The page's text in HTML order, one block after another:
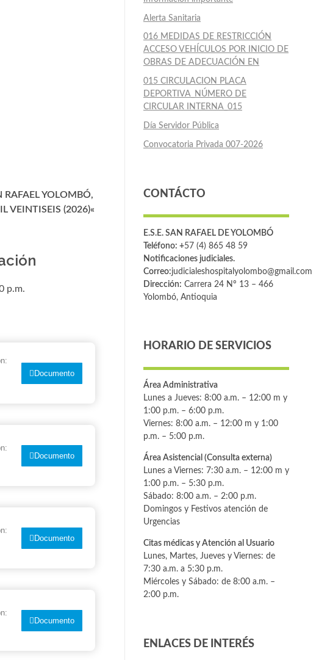
RAFAEL YOLOMBÓ,
VEINTISEIS (2026)«
p.m.
Documento
Documento
Documento
Documento
Alerta Sanitaria
016 MEDIDAS DE RESTRICCIÓN
ACCESO VEHÍCULOS POR INICIO DE
OBRAS DE ADECUACIÓN EN
015 CIRCULACION PLACA
DEPORTIVA_NÚMERO DE
CIRCULAR INTERNA_015
Día Servidor Pública
Convocatoria Privada 007-2026
CONTÁCTO
E.S.E. SAN RAFAEL DE YOLOMBÓ
Teléfono: +57 (4) 865 48 59
Notificaciones judiciales.
Correo:judicialeshospitalyolombo@gmail.com
Dirección: Carrera 24 Nº 13 – 466
Yolombó, Antioquia
HORARIO DE SERVICIOS
Área Administrativa
Lunes a Jueves: 8:00 a.m. – 12:00 m y
1:00 p.m. – 6:00 p.m.
Viernes: 8:00 a.m. – 12:00 m y 1:00
p.m. – 5:00 p.m.
Área Asistencial (Consulta externa)
Lunes a Viernes: 7:30 a.m. – 12:00 m y
1:00 p.m. – 5:30 p.m.
Sábado: 8:00 a.m. – 2:00 p.m.
Domingos y Festivos atención de
Urgencias
Citas médicas y Atención al Usuario
Lunes, Martes, Jueves y Viernes: de
7:30 a.m. a 5:30 p.m.
Miércoles y Sábado: de 8:00 a.m. –
2:00 p.m.
ENLACES DE INTERÉS